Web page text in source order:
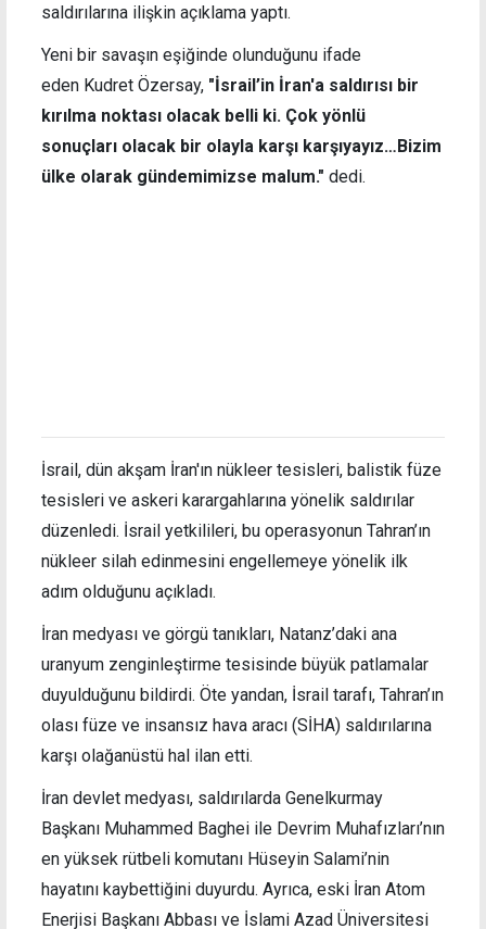
saldırılarına ilişkin açıklama yaptı.
Yeni bir savaşın eşiğinde olunduğunu ifade
eden Kudret Özersay, "İsrail’in İran'a saldırısı bir
kırılma noktası olacak belli ki. Çok yönlü
sonuçları olacak bir olayla karşı karşıyayız…Bizim
ülke olarak gündemimizse malum." dedi.
İsrail, dün akşam İran'ın nükleer tesisleri, balistik füze
tesisleri ve askeri karargahlarına yönelik saldırılar
düzenledi. İsrail yetkilileri, bu operasyonun Tahran’ın
nükleer silah edinmesini engellemeye yönelik ilk
adım olduğunu açıkladı.
İran medyası ve görgü tanıkları, Natanz’daki ana
uranyum zenginleştirme tesisinde büyük patlamalar
duyulduğunu bildirdi. Öte yandan, İsrail tarafı, Tahran’ın
olası füze ve insansız hava aracı (SİHA) saldırılarına
karşı olağanüstü hal ilan etti.
İran devlet medyası, saldırılarda Genelkurmay
Başkanı Muhammed Baghei ile Devrim Muhafızları’nın
en yüksek rütbeli komutanı Hüseyin Salami’nin
hayatını kaybettiğini duyurdu. Ayrıca, eski İran Atom
Enerjisi Başkanı Abbası ve İslami Azad Üniversitesi